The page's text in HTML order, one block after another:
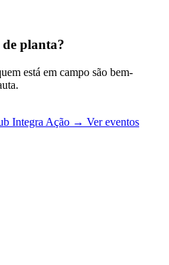
planta?
está em campo são bem-
Integra Ação → Ver eventos